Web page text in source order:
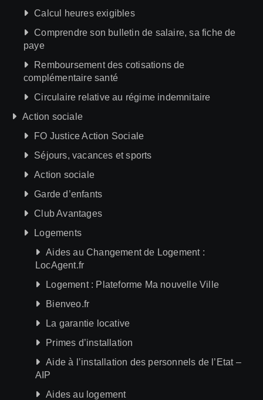
Calcul heures exigibles
Comprendre son bulletin de salaire, sa fiche de
paye
Remboursement des cotisations de
complémentaire santé
Circulaire relative au régime indemnitaire
Action sociale
FO Justice Action Sociale
Séjours, vacances et sports
Action sociale
Garde d’enfants
Club Avantages
Logements
Aides au Changement de Logement :
LocAgent.fr
Logement : Plateforme Ma nouvelle Ville
Bienveo.fr
La garantie locative
Primes d’installation
Aide à l’installation des personnels de l’Etat –
AIP
Aides au logement